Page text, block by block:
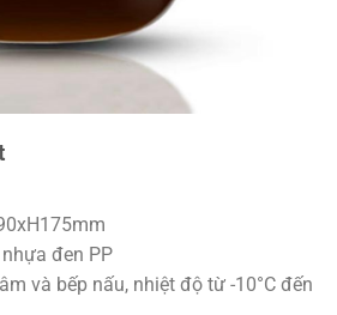
đen PP
và bếp nấu, nhiệt độ từ -10°C đến